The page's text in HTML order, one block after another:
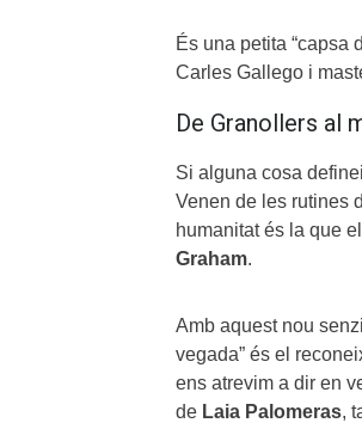
És una petita “capsa
Carles Gallego i
De Granollers al
Si alguna cosa
Venen de les rutines
humanitat és la que
Graham.
Amb aquest nou
vegada” és el
ens atrevim a dir en
de Laia Palomeras,